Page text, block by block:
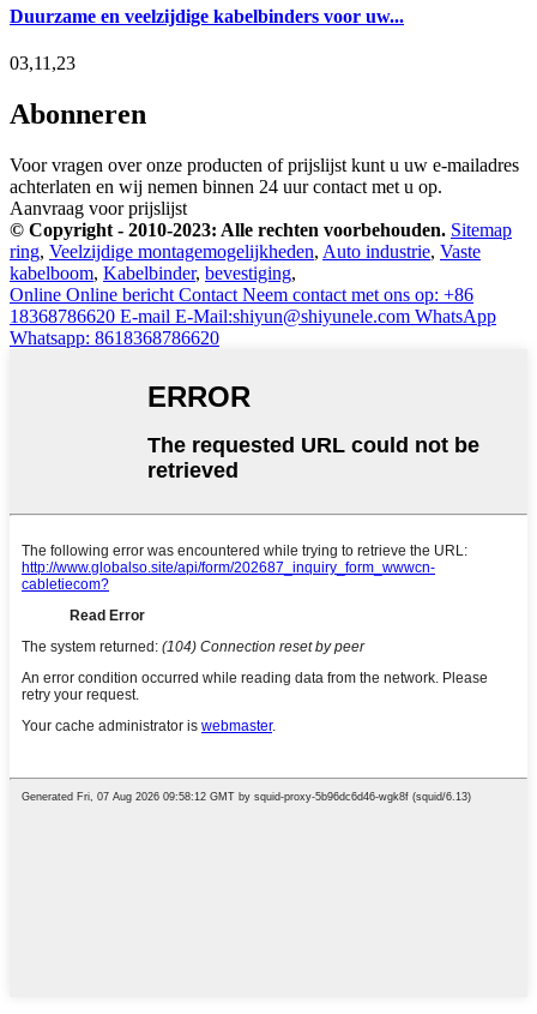
Duurzame en veelzijdige kabelbinders voor uw...
03,11,23
Abonneren
Voor vragen over onze producten of prijslijst kunt u uw e-mailadres
achterlaten en wij nemen binnen 24 uur contact met u op.
Aanvraag voor prijslijst
© Copyright - 2010-2023: Alle rechten voorbehouden. Sitemap
ring, Veelzijdige montagemogelijkheden, Auto industrie, Vaste
kabelboom, Kabelbinder, bevestiging,
Online Online bericht Contact Neem contact met ons op: +86
18368786620 E-mail E-Mail:shiyun@shiyunele.com WhatsApp
Whatsapp: 8618368786620